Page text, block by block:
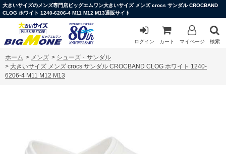
大きいサイズのメンズ専門店ビッグエムワン大きいサイズ メンズ crocs サンダル CROCBAND
CLOG ホワイト 1240-6206-4 M11 M12 M13通販サイト
ログイン カート マイページ 検索
ホーム > メンズ > シューズ・サンダル
> 大きいサイズ メンズ crocs サンダル CROCBAND CLOG ホワイト 1240-
6206-4 M11 M12 M13